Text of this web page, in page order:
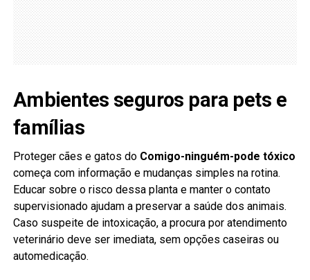
Ambientes seguros para pets e
famílias
Proteger cães e gatos do Comigo-ninguém-pode tóxico
começa com informação e mudanças simples na rotina.
Educar sobre o risco dessa planta e manter o contato
supervisionado ajudam a preservar a saúde dos animais.
Caso suspeite de intoxicação, a procura por atendimento
veterinário deve ser imediata, sem opções caseiras ou
automedicação.